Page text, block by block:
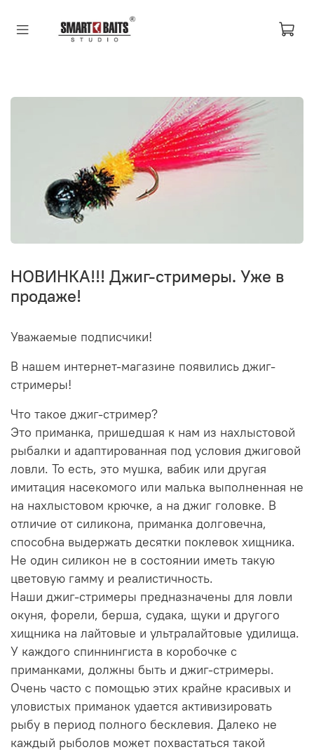
НОВИНКА!!! Джиг-стримеры. Уже в
продаже!
Уважаемые подписчики!
В нашем интернет-магазине появились джиг-
стримеры!
Что такое джиг-стример?
Это приманка, пришедшая к нам из нахлыстовой
рыбалки и адаптированная под условия джиговой
ловли. То есть, это мушка, вабик или другая
имитация насекомого или малька выполненная не
на нахлыстовом крючке, а на джиг головке. В
отличие от силикона, приманка долговечна,
способна выдержать десятки поклевок хищника.
Не один силикон не в состоянии иметь такую
цветовую гамму и реалистичность.
Наши джиг-стримеры предназначены для ловли
окуня, форели, берша, судака, щуки и другого
хищника на лайтовые и ультралайтовые удилища.
У каждого спиннингиста в коробочке с
приманками, должны быть и джиг-стримеры.
Очень часто с помощью этих крайне красивых и
уловистых приманок удается активизировать
рыбу в период полного бесклевия. Далеко не
каждый рыболов может похвастаться такой